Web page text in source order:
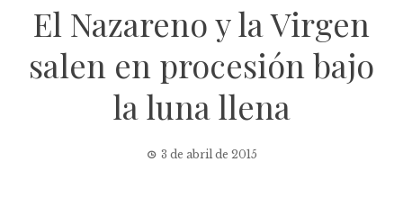
El Nazareno y la Virgen
salen en procesión bajo
la luna llena
3 de abril de 2015